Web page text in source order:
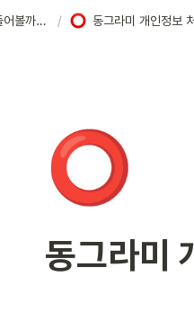
동그라미, 같이 만들어볼까요? (종료) / 동그라미 개인정보
⭕
동그라미